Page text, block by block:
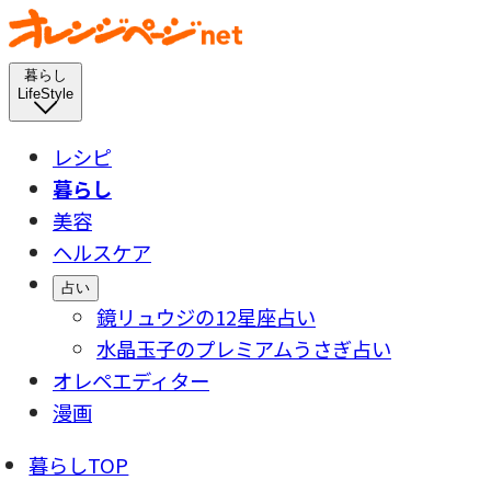
暮らし
LifeStyle
レシピ
暮らし
美容
ヘルスケア
占い
鏡リュウジの12星座占い
水晶玉子のプレミアムうさぎ占い
オレペエディター
漫画
暮らしTOP